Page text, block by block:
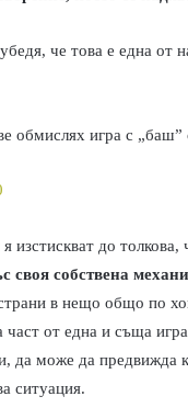
e
i
че това е една от
обмислях игра с „баш”
изстискват до толкова,
своя собствена
в нещо общо по
част от една и съща
да може да предвижда
ситуация.